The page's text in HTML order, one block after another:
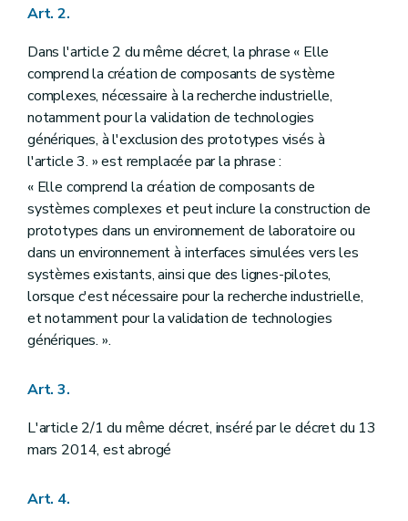
Art. 37
Art. 39
Art. 40
Art. 40/1
Art. 41
Art. 42
Art. 42/1
Art. 43
Art. 44
Art. 45
Art. 46
Art. 47
Art. 48
Art. 49
Art. 50
Art. 51
Art. 52
Art. 53
Art. 54
Art. 57
Art. 59
Art. 60
Art. 61
Art. 63
Art. 2.
Dans l'article 2 du même décret, la phrase « Elle
comprend la création de composants de système
complexes, nécessaire à la recherche industrielle,
notamment pour la validation de technologies
génériques, à l'exclusion des prototypes visés à
l'article 3. » est remplacée par la phrase :
« Elle comprend la création de composants de
systèmes complexes et peut inclure la construction de
prototypes dans un environnement de laboratoire ou
dans un environnement à interfaces simulées vers les
systèmes existants, ainsi que des lignes-pilotes,
lorsque c'est nécessaire pour la recherche industrielle,
et notamment pour la validation de technologies
génériques. ».
Art. 3.
L'article 2/1 du même décret, inséré par le décret du 13
mars 2014, est abrogé
Art. 4.